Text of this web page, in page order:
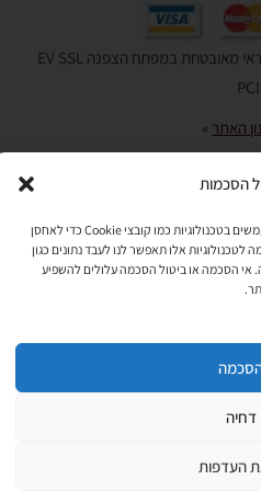
הסכמות
כדי לספק חוויית משתמש מיטבית, אנו משתמשים בטכנולוגיות כמו קובצי Cookie כדי לאחסן
אלו תאפשר לנו לעבד נתונים כגון
אי הסכמה או ביטול הסכמה עלולים להשפיע
דחיה
העדפות
הרכישה באתר באמצעות כרטיס אשראי מאובטחת במפתח הצפנה EV SSL
האתר»
בקשר
פעם בחודש. בלי פרסומות ובלי
על דברים חדשים בחנות, מבצעים
את כתובת המייל שלכם:
Copyright © All rights
PushUp |
לחנות »